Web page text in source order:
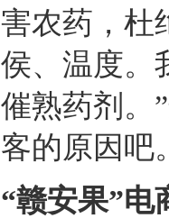
害农药，杜
侯、温度。
催熟药剂。
客的原因吧
“赣安果”电